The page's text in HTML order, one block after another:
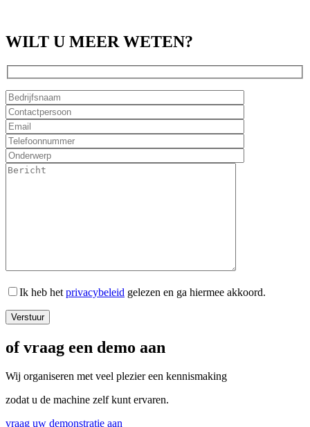
WILT U MEER WETEN?
Ik heb het privacybeleid gelezen en ga hiermee akkoord.
of vraag een demo aan
Wij organiseren met veel plezier een kennismaking
zodat u de machine zelf kunt ervaren.
vraag uw demonstratie aan